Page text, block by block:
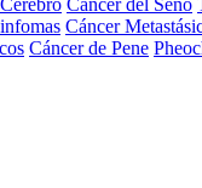
Cáncer del Seno
Cáncer
Cáncer de Pene